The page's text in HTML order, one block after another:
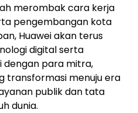
merombak cara kerja
pengembangan kota
Huawei akan terus
digital serta
dengan para mitra,
transformasi menuju era
publik dan tata
dunia.